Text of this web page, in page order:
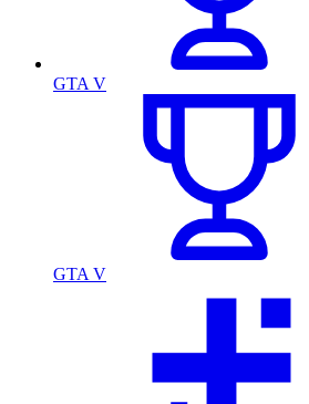
GTA V
GTA V